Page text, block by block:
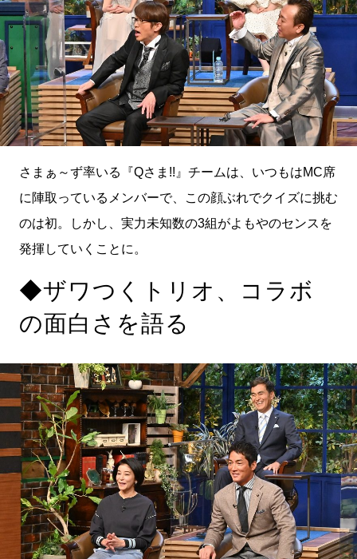
さまぁ～ず率いる『Qさま!!』チームは、いつもはMC席
に陣取っているメンバーで、この顔ぶれでクイズに挑む
のは初。しかし、実力未知数の3組がよもやのセンスを
発揮していくことに。
◆ザワつくトリオ、コラボ
の面白さを語る